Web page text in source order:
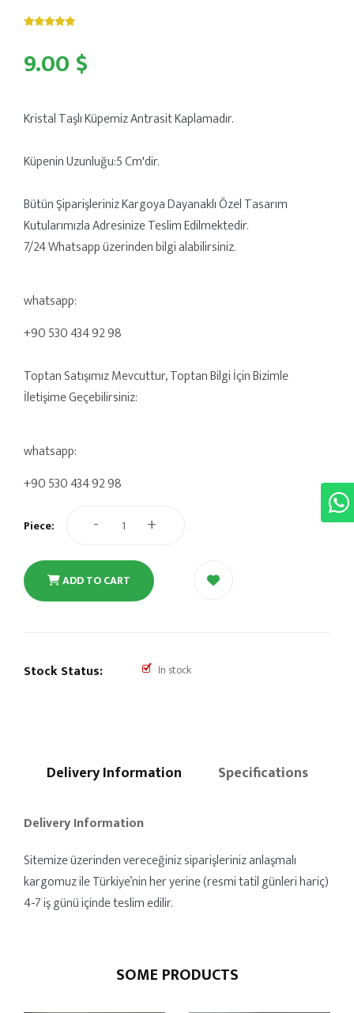
9.00 $
Kristal Taşlı Küpemiz Antrasit Kaplamadır.
Küpenin Uzunluğu:5 Cm'dir.
Bütün Şiparişleriniz Kargoya Dayanaklı Özel Tasarım
Kutularımızla Adresinize Teslim Edilmektedir.
7/24 Whatsapp üzerinden bilgi alabilirsiniz.
whatsapp:
+90 530 434 92 98
Toptan Satışımız Mevcuttur, Toptan Bilgi İçin Bizimle
İletişime Geçebilirsiniz:
whatsapp:
+90 530 434 92 98
Piece: - +
ADD TO CART
Stock Status: In stock
Delivery Information Specifications
Delivery Information
Sitemize üzerinden vereceğiniz siparişleriniz anlaşmalı
kargomuz ile Türkiye’nin her yerine (resmi tatil günleri hariç)
4-7 iş günü içinde teslim edilir.
SOME PRODUCTS